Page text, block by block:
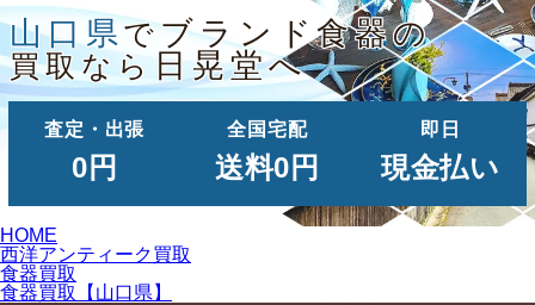
山口県 でブランド食器の
買取なら日晃堂へ
査定・出張
0円
全国宅配
送料0円
即日
現金払い
HOME
西洋アンティーク買取
食器買取
食器買取【山口県】